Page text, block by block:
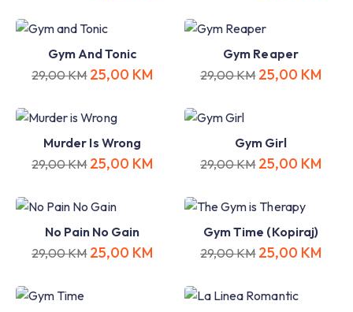
Gym And Tonic
29,00KM 25,00 KM
Gym Reaper
29,00KM 25,00 KM
Murder Is Wrong
29,00KM 25,00 KM
Gym Girl
29,00KM 25,00 KM
No Pain No Gain
29,00KM 25,00 KM
Gym Time (Kopiraj)
29,00KM 25,00 KM